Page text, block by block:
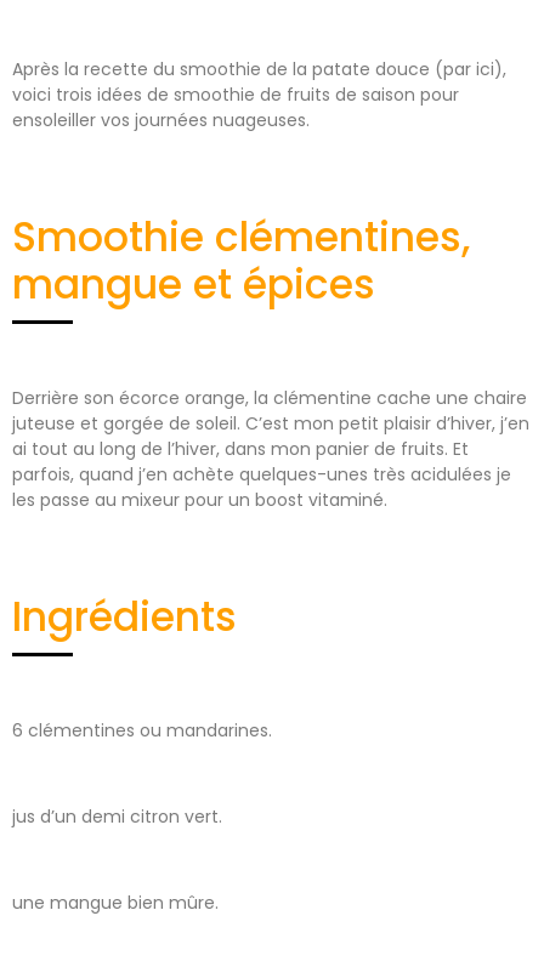
Après la recette du smoothie de la patate douce (par ici),
voici trois idées de smoothie de fruits de saison pour
ensoleiller vos journées nuageuses.
Smoothie clémentines,
mangue et épices
Derrière son écorce orange, la clémentine cache une chaire
juteuse et gorgée de soleil. C’est mon petit plaisir d’hiver, j’en
ai tout au long de l’hiver, dans mon panier de fruits. Et
parfois, quand j’en achète quelques-unes très acidulées je
les passe au mixeur pour un boost vitaminé.
Ingrédients
6 clémentines ou mandarines.
jus d’un demi citron vert.
une mangue bien mûre.